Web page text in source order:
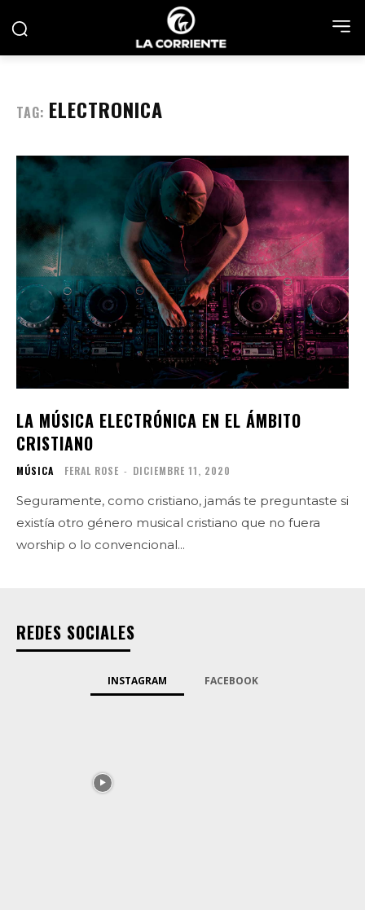
TAG: ELECTRONICA
LA MÚSICA ELECTRÓNICA EN EL ÁMBITO
CRISTIANO
MÚSICA FERAL ROSE - DICIEMBRE 11, 2020
Seguramente, como cristiano, jamás te preguntaste si
existía otro género musical cristiano que no fuera
worship o lo convencional...
REDES SOCIALES
INSTAGRAM FACEBOOK